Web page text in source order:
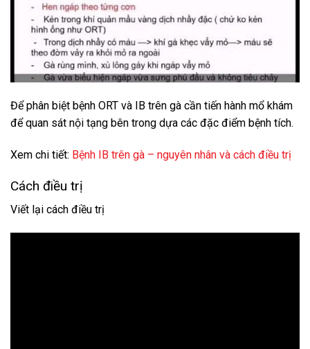
Để phân biệt bệnh ORT và IB trên gà cần tiến hành mổ khám
để quan sát nội tạng bên trong dựa các đặc điểm bệnh tích.
Xem chi tiết: Bệnh IB trên gà – nguyên nhân và cách điều trị
Cách điều trị
Viết lại cách điều trị